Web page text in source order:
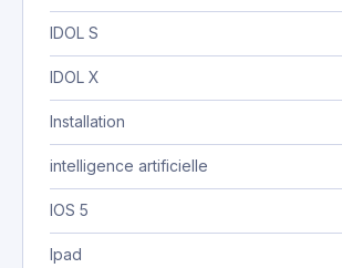
IDOL S
IDOL X
Installation
intelligence artificielle
IOS 5
Ipad